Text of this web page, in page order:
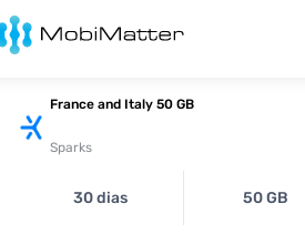
France and Italy 50 GB
Sparks
30 dias 50 GB